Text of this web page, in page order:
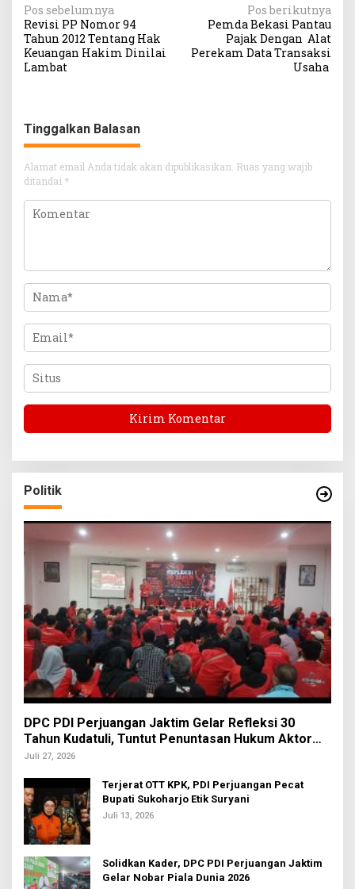
Navigasi
pos
Pos sebelumnya
Revisi PP Nomor 94
Tahun 2012 Tentang Hak
Keuangan Hakim Dinilai
Lambat
Pos berikutnya
Pemda Bekasi Pantau
Pajak Dengan Alat
Perekam Data Transaksi
Usaha
Tinggalkan Balasan
Alamat email Anda tidak akan dipublikasikan. Ruas yang wajib
ditandai *
Politik
DPC PDI Perjuangan Jaktim Gelar Refleksi 30
Tahun Kudatuli, Tuntut Penuntasan Hukum Aktor
Intelektual
Juli 27, 2026
Terjerat OTT KPK, PDI Perjuangan Pecat
Bupati Sukoharjo Etik Suryani
Juli 13, 2026
Solidkan Kader, DPC PDI Perjuangan Jaktim
Gelar Nobar Piala Dunia 2026